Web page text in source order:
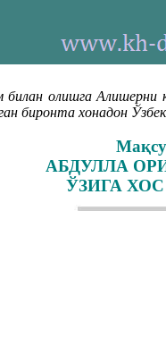
олишга
биронта хонадон
АБДУЛЛА
ЎЗИГА